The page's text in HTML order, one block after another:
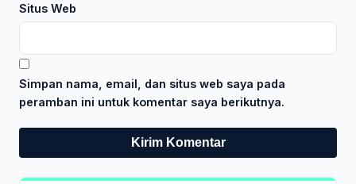
Situs Web
Simpan nama, email, dan situs web saya pada
peramban ini untuk komentar saya berikutnya.